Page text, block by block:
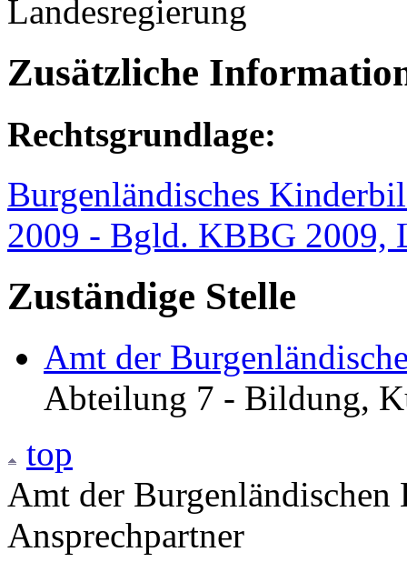
Landesregierung
Zusätzliche
Rechtsgrundlage:
Burgenländisches
2009 - Bgld. KBBG 2009,
Zuständige Stelle
Amt der
Abteilung 7 - Bildung,
top
Amt der
Ansprechpartner